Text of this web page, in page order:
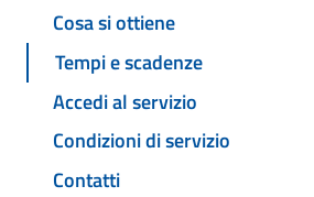
Cosa si ottiene
Tempi e scadenze
Accedi al servizio
Condizioni di servizio
Contatti